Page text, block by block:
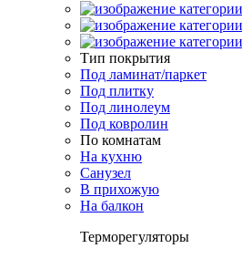
Тип покрытия
Под ламинат/паркет
Под плитку
Под линолеум
Под ковролин
По комнатам
На кухню
Санузел
В прихожую
На балкон
Терморегуляторы